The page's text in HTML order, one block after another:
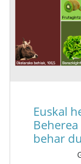
Euskal
behar